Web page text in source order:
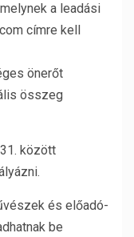
a leadási
címre kell
önerőt
összeg
között
és előadó-
be